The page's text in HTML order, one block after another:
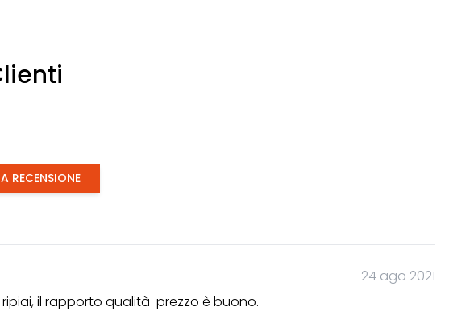
RECENSIONE
24 ago 2021
il rapporto qualità-prezzo è buono.